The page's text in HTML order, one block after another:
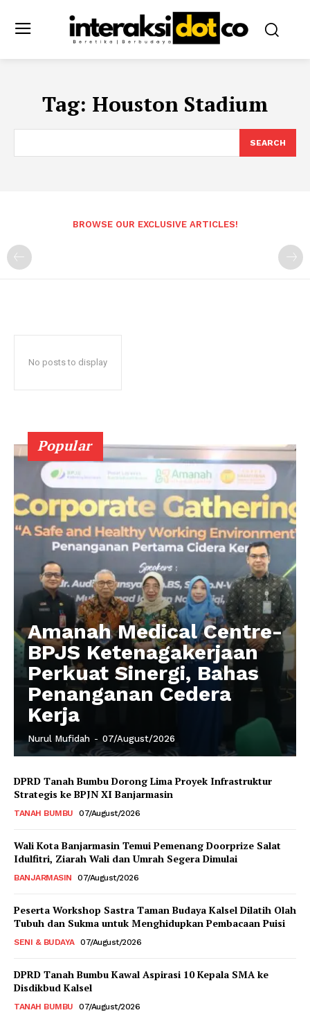
Tag: Houston Stadium
SEARCH
BROWSE OUR EXCLUSIVE ARTICLES!
No posts to display
Popular
Amanah Medical Centre-
BPJS Ketenagakerjaan
Perkuat Sinergi, Bahas
Penanganan Cedera
Kerja
Nurul Mufidah - 07/August/2026
DPRD Tanah Bumbu Dorong Lima Proyek Infrastruktur
Strategis ke BPJN XI Banjarmasin
TANAH BUMBU 07/August/2026
Wali Kota Banjarmasin Temui Pemenang Doorprize Salat
Idulfitri, Ziarah Wali dan Umrah Segera Dimulai
BANJARMASIN 07/August/2026
Peserta Workshop Sastra Taman Budaya Kalsel Dilatih Olah
Tubuh dan Sukma untuk Menghidupkan Pembacaan Puisi
SENI & BUDAYA 07/August/2026
DPRD Tanah Bumbu Kawal Aspirasi 10 Kepala SMA ke
Disdikbud Kalsel
TANAH BUMBU 07/August/2026